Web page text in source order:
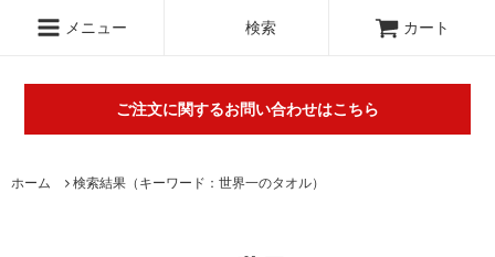
ご注文に関するお問い合わせはこちら
関するご不明な点は（
＞お問い合わせフォーム
メニュー 検索 カート
ホーム 検索結果（キーワード：世界一のタオル）